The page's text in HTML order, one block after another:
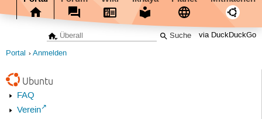
via DuckDuckGo
Portal Anmelden
Ubuntu
FAQ
Verein